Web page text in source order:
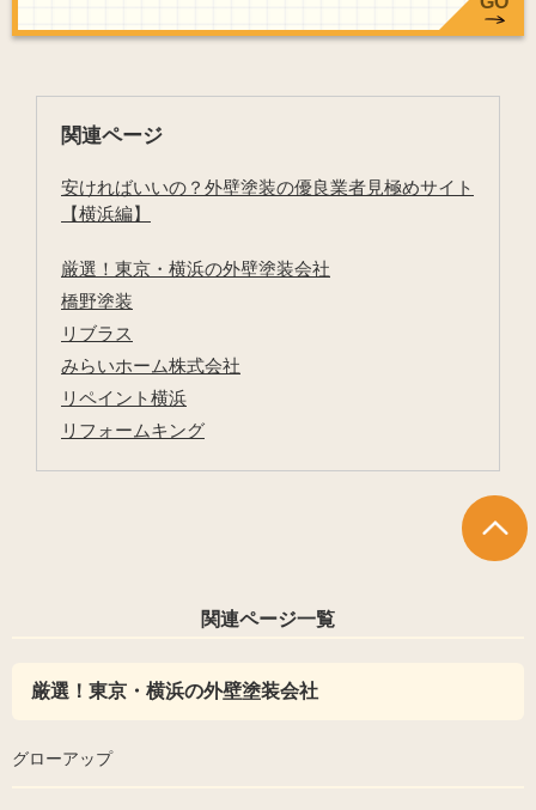
関連ページ
安ければいいの？外壁塗装の優良業者見極めサイト
【横浜編】
厳選！東京・横浜の外壁塗装会社
橋野塗装
リブラス
みらいホーム株式会社
リペイント横浜
リフォームキング
関連ページ一覧
厳選！東京・横浜の外壁塗装会社
グローアップ